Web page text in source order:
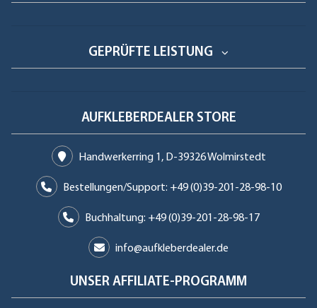
GEPRÜFTE LEISTUNG
AUFKLEBERDEALER STORE
Handwerkerring 1, D-39326 Wolmirstedt
Bestellungen/Support: +49 (0)39-201-28-98-10
Buchhaltung: +49 (0)39-201-28-98-17
info@aufkleberdealer.de
UNSER AFFILIATE-PROGRAMM